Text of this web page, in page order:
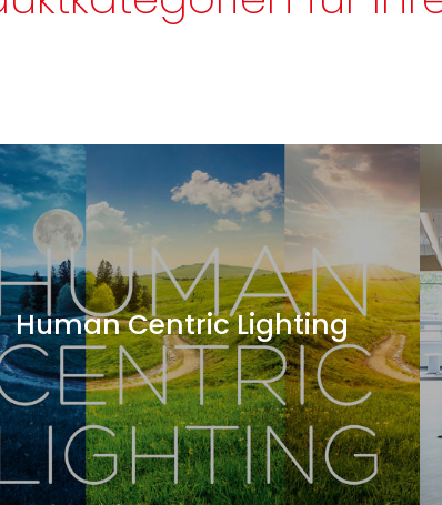
Human Centric Lighting